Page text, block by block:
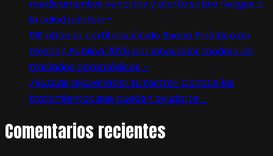
medicamentos vencidos y alerta sobre riesgos a
la salud pública –
SIS obtiene certificación de Buena Práctica en
Gestión Pública 2026 por innovador modelo de
traslados aeromédicos –
¿Buscas rejuvenecer tu rostro? Conoce los
tratamientos que pueden ayudarte –
Comentarios recientes